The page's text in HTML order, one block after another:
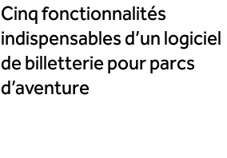
Cinq fonctionnalités
indispensables d’un logiciel
de billetterie pour parcs
d’aventure